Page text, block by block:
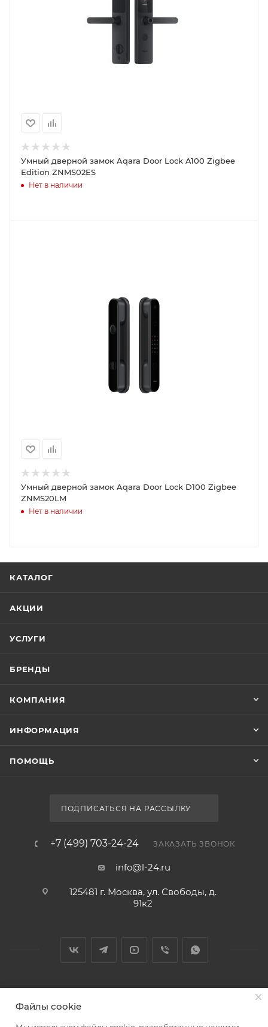
Умный дверной замок Aqara Door Lock A100 Zigbee
Edition ZNMS02ES
Нет в наличии
Умный дверной замок Aqara Door Lock D100 Zigbee
ZNMS20LM
Нет в наличии
КАТАЛОГ
АКЦИИ
УСЛУГИ
БРЕНДЫ
КОМПАНИЯ
ИНФОРМАЦИЯ
ПОМОЩЬ
ПОДПИСАТЬСЯ НА РАССЫЛКУ
+7 (499) 703-24-24 ЗАКАЗАТЬ ЗВОНОК
info@l-24.ru
125481 г. Москва, ул. Свободы, д.
91к2
Файлы cookie